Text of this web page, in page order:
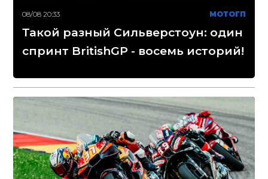
08/08 20:33 МОТОГП
Такой разный Сильверстоун: один
спринт BritishGP - восемь историй!